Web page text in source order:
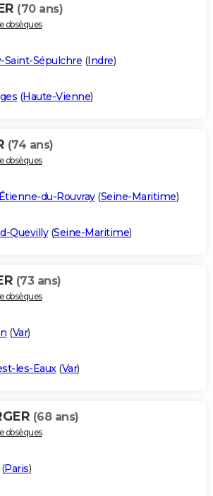
(70 ans)
obsèques
Saint-Sépulchre (Indre)
(Haute-Vienne)
(74 ans)
obsèques
du-Rouvray(Seine-Maritime)
Quevilly(Seine-Maritime)
(73 ans)
obsèques
(Var)
les-Eaux(Var)
(68 ans)
obsèques
(Paris)